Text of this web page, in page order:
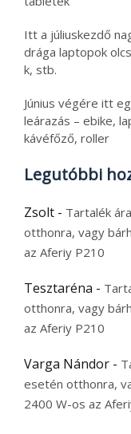
Itt a júliuskezdő
drága laptopok
k, stb.
Június végére itt
leárazás – ebike,
kávéfőző, roller
Legutóbbi
Zsolt - Tartalék
otthonra, vagy
az Aferiy P210
Tesztaréna -
otthonra, vagy
az Aferiy P210
Varga Nándor -
esetén otthonra,
2400 W-os az